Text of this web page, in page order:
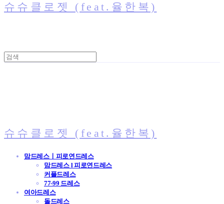
슈슈클로젯 (feat.율한복)
슈슈클로젯 (feat.율한복)
맘드레스ㅣ피로연드레스
맘드레스 l 피로연드레스
커플드레스
77-99 드레스
여아드레스
돌드레스